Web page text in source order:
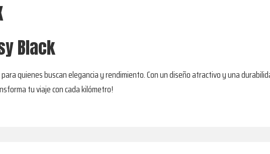
Black
para quienes buscan elegancia y rendimiento. Con un diseño atractivo y una
tu viaje con cada kilómetro!